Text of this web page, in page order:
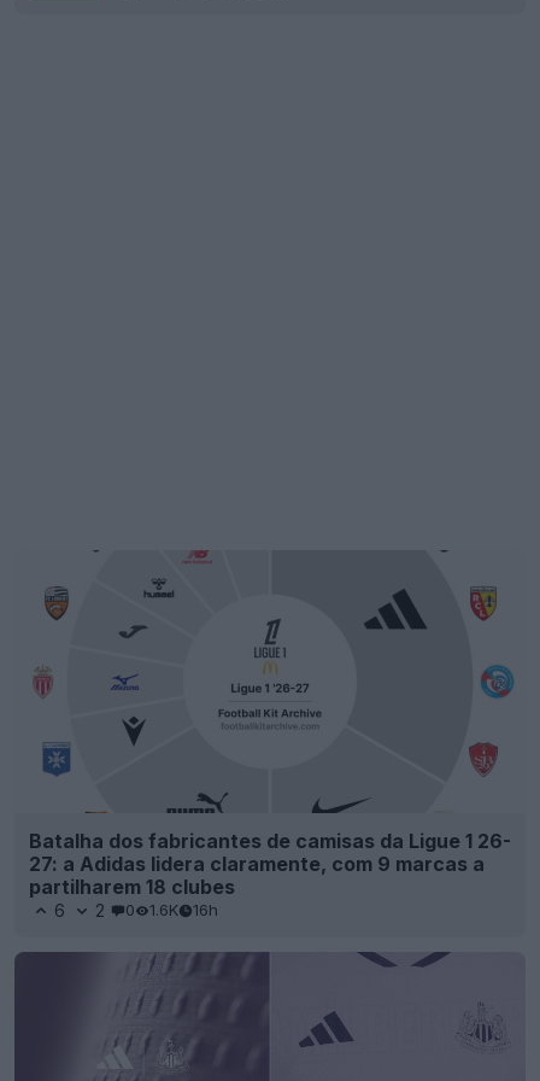
Batalha dos fabricantes de camisas da Ligue 1 26-
27: a Adidas lidera claramente, com 9 marcas a
partilharem 18 clubes
6 2 0 1.6K 16h